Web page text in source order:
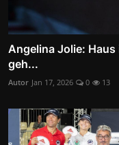
Angelina Jolie:
geh...
Autor Jan 17, 2026 0 13